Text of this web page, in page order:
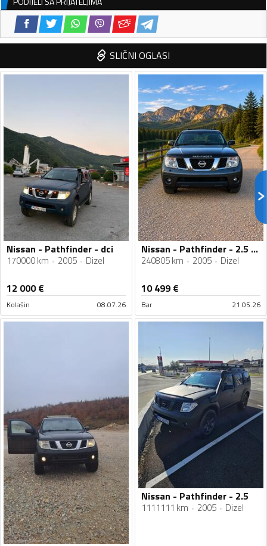
SLIČNI OGLASI
Nissan - Pathfinder - dci
170000 km 2005 Dizel
12 000€
Kolašin 08.07.26
Nissan - Pathfinder - 2.5 DCI
240805 km 2005 Dizel
10 499 €
Bar 21.05.26
Nissan - Pathfinder - 2.5
1111111 km 2005 Dizel